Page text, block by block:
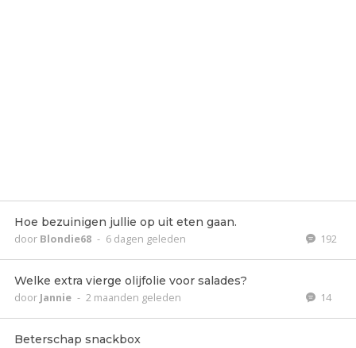
Hoe bezuinigen jullie op uit eten gaan.
door Blondie68 - 6 dagen geleden 192
Welke extra vierge olijfolie voor salades?
door Jannie - 2 maanden geleden 14
Beterschap snackbox